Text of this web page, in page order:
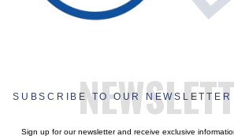
SUBSCRIBE TO OUR NEWSLETTER
Sign up for our newsletter and receive exclusive